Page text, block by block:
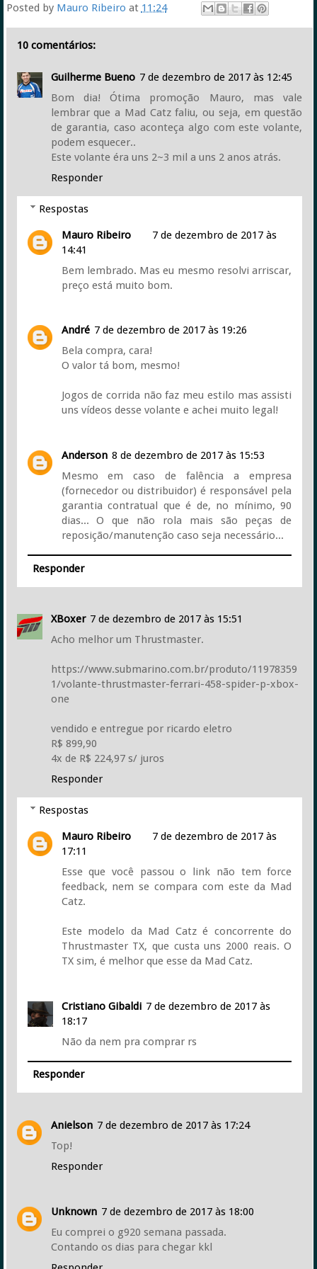
Posted by Mauro Ribeiro at 11:24
10 comentários:
Guilherme Bueno 7 de dezembro de 2017 às 12:45
Bom dia! Ótima promoção Mauro, mas vale
lembrar que a Mad Catz faliu, ou seja, em questão
de garantia, caso aconteça algo com este volante,
podem esquecer..
Este volante éra uns 2~3 mil a uns 2 anos atrás.
Responder
Respostas
Mauro Ribeiro
7 de dezembro de 2017 às
14:41
Bem lembrado. Mas eu mesmo resolvi arriscar,
preço está muito bom.
André 7 de dezembro de 2017 às 19:26
Bela compra, cara!
O valor tá bom, mesmo!
Jogos de corrida não faz meu estilo mas assisti
uns vídeos desse volante e achei muito legal!
Anderson 8 de dezembro de 2017 às 15:53
Mesmo em caso de falência a empresa
(fornecedor ou distribuidor) é responsável pela
garantia contratual que é de, no mínimo, 90
dias... O que não rola mais são peças de
reposição/manutenção caso seja necessário...
Responder
XBoxer 7 de dezembro de 2017 às 15:51
Acho melhor um Thrustmaster.
https://www.submarino.com.br/produto/11978359
1/volante-thrustmaster-ferrari-458-spider-p-xbox-
one
vendido e entregue por ricardo eletro
R$ 899,90
4x de R$ 224,97 s/ juros
Responder
Respostas
Mauro Ribeiro
7 de dezembro de 2017 às
17:11
Esse que você passou o link não tem force
feedback, nem se compara com este da Mad
Catz.
Este modelo da Mad Catz é concorrente do
Thrustmaster TX, que custa uns 2000 reais. O
TX sim, é melhor que esse da Mad Catz.
Cristiano Gibaldi 7 de dezembro de 2017 às
18:17
Não da nem pra comprar rs
Responder
Anielson 7 de dezembro de 2017 às 17:24
Top!
Responder
Unknown 7 de dezembro de 2017 às 18:00
Eu comprei o g920 semana passada.
Contando os dias para chegar kkl